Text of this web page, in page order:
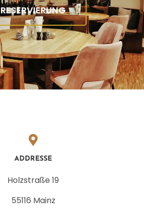
RESERVIERUNG
ADDRESSE
Holzstraße 19
55116 Mainz